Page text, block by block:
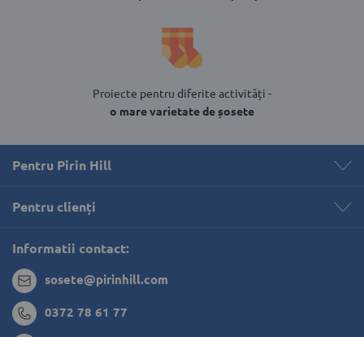
Proiecte pentru diferite activități -
o mare varietate de șosete
Pentru Pirin Hill
Pentru clienți
Informatii contact:
sosete@pirinhill.com
0372 78 61 77